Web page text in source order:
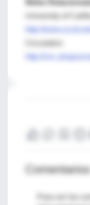
Webs
University of
Comentarios
Para ver los